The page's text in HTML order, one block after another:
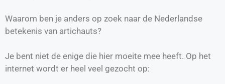
Waarom ben je anders op zoek naar de Nederlandse
betekenis van artichauts?
Je bent niet de enige die hier moeite mee heeft. Op het
internet wordt er heel veel gezocht op: